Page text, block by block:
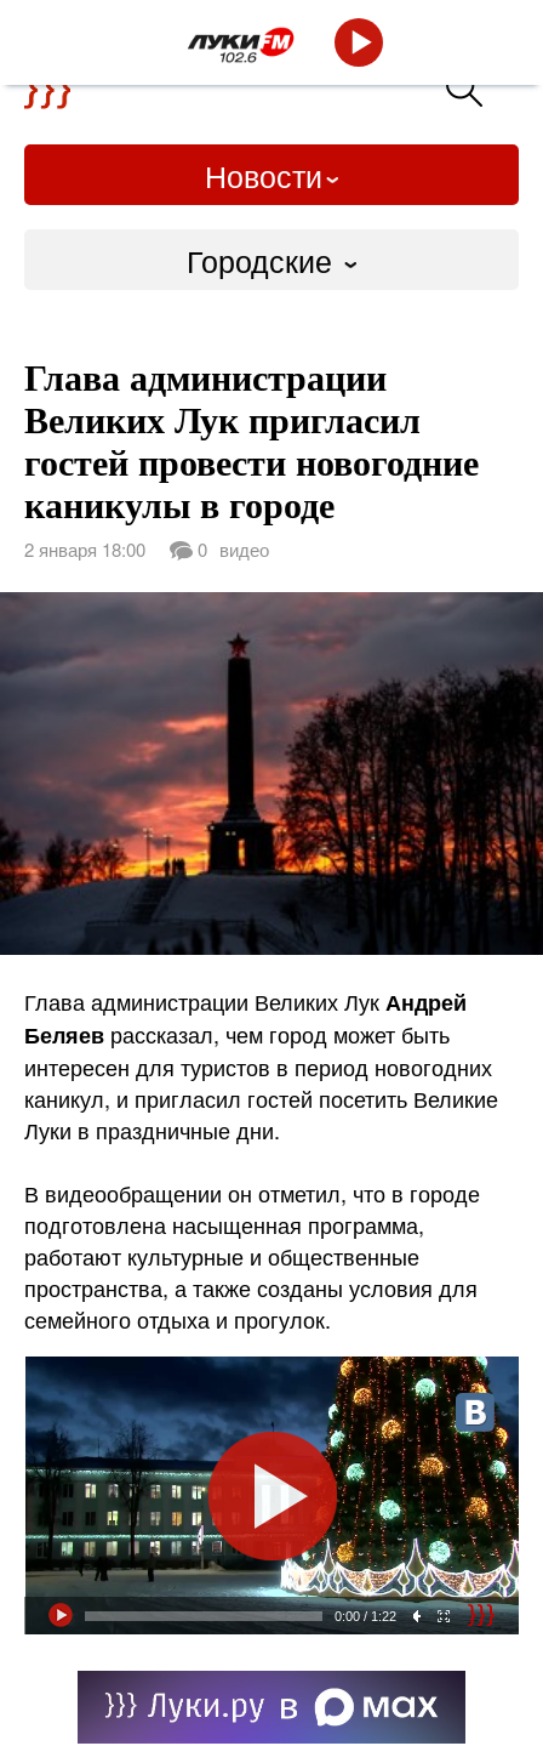
Новости
Городские
Слово Дело
Народные
ВТРК
Глава администрации
Великих Лук пригласил
гостей провести новогодние
каникулы в городе
2 января 18:00 0 видео
Глава администрации Великих ЛукАндрей
Беляев рассказал, чем город может быть
интересен для туристов в период новогодних
каникул, и пригласил гостей посетить Великие
Луки в праздничныедни.
В видеообращении он отметил, что в городе
подготовлена насыщенная программа,
работают культурные и общественные
пространства, а также созданы условия для
семейного отдыха и прогулок.
0:00 / 1:22